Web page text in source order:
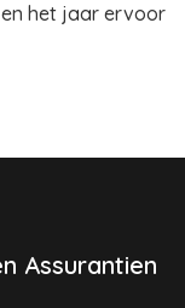
het jaar ervoor
Assurantien